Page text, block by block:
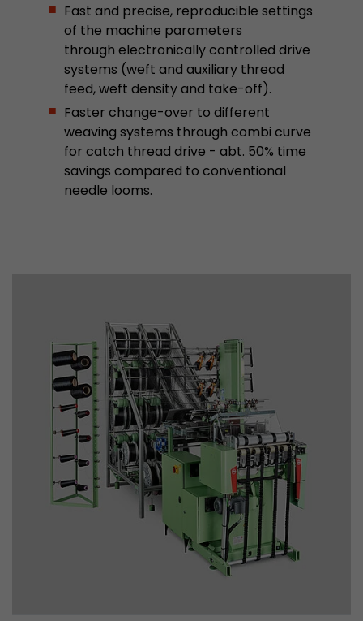
Fast and precise, reproducible settings
of the machine parameters
through electronically controlled drive
systems (weft and auxiliary thread
feed, weft density and take-off).
Faster change-over to different
weaving systems through combi curve
for catch thread drive - abt. 50% time
savings compared to conventional
needle looms.